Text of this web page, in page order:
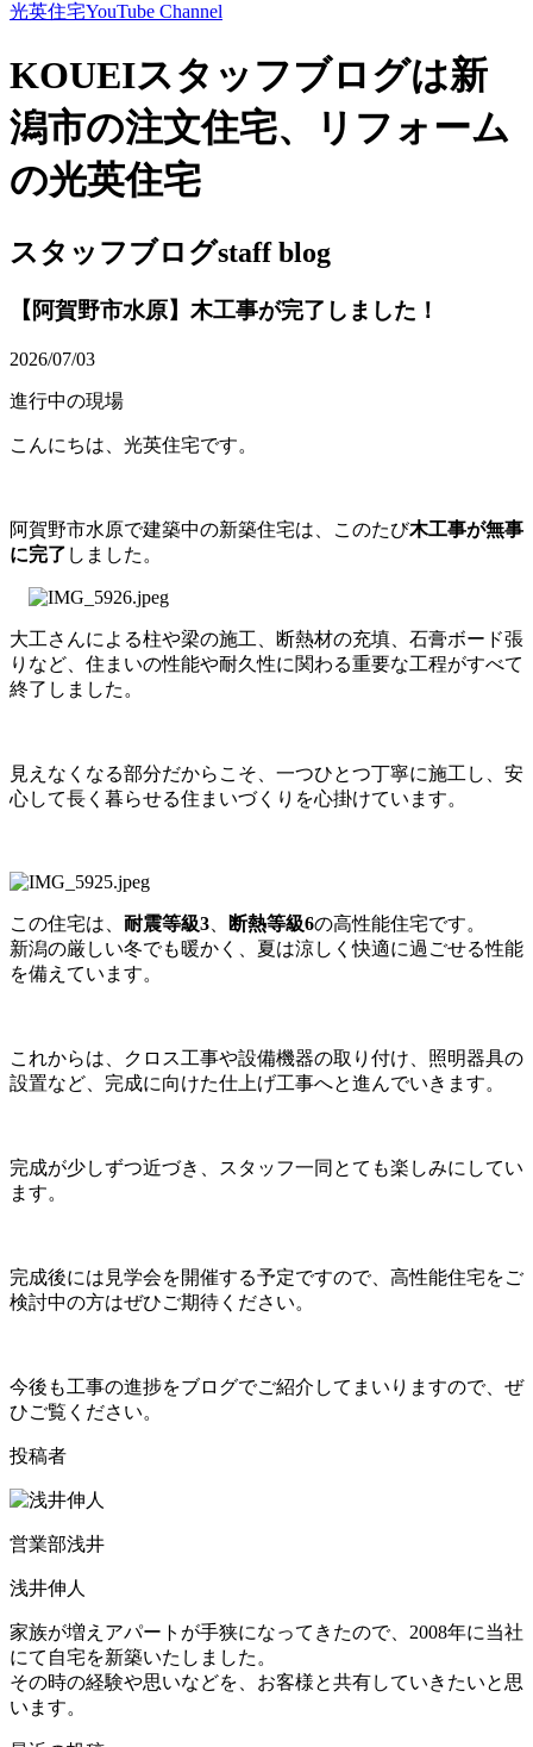
光英住宅YouTube Channel
KOUEIスタッフブログは新
潟市の注文住宅、リフォーム
の光英住宅
スタッフブログstaff blog
【阿賀野市水原】木工事が完了しました！
2026/07/03
進行中の現場
こんにちは、光英住宅です。
阿賀野市水原で建築中の新築住宅は、このたび木工事が無事
に完了 しました。
大工さんによる柱や梁の施工、断熱材の充填、石膏ボード張
りなど、住まいの性能や耐久性に関わる重要な工程がすべて
終了しました。
見えなくなる部分だからこそ、一つひとつ丁寧に施工し、安
心して長く暮らせる住まいづくりを心掛けています。
この住宅は、 耐震等級3 断熱等級6の高性能住宅です。
新潟の厳しい冬でも暖かく、夏は涼しく快適に過ごせる性能
を備えています。
これからは、クロス工事や設備機器の取り付け、照明器具の
設置など、完成に向けた仕上げ工事へと進んでいきます。
完成が少しずつ近づき、スタッフ一同とても楽しみにしてい
ます。
完成後には見学会を開催する予定ですので、高性能住宅をご
検討中の方はぜひご期待ください。
今後も工事の進捗をブログでご紹介してまいりますので、ぜ
ひご覧ください。
投稿者
営業部浅井
浅井伸人
家族が増えアパートが手狭になってきたので、2008年に当社
にて自宅を新築いたしました。
その時の経験や思いなどを、お客様と共有していきたいと思
います。